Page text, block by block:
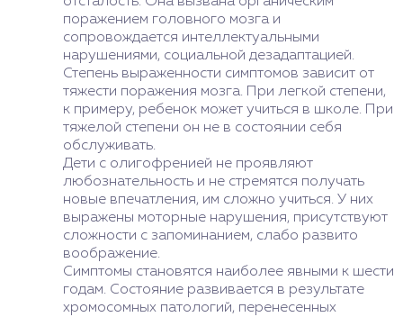
поражением головного мозга и
сопровождается интеллектуальными
нарушениями, социальной дезадаптацией.
Степень выраженности симптомов зависит от
тяжести поражения мозга. При легкой степени,
к примеру, ребенок может учиться в школе. При
тяжелой степени он не в состоянии себя
обслуживать.
Дети с олигофренией не проявляют
любознательность и не стремятся получать
новые впечатления, им сложно учиться. У них
выражены моторные нарушения, присутствуют
сложности с запоминанием, слабо развито
воображение.
Симптомы становятся наиболее явными к шести
годам. Состояние развивается в результате
хромосомных патологий, перенесенных